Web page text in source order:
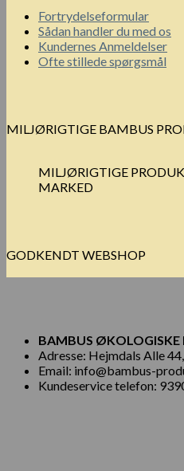
Fortrydelseformular
Sådan handler du med os
Kundernes Anmeldelser
Ofte stillede spørgsmål
MILJØRIGTIGE BAMBUS
MILJØRIGTIGE
MARKED
GODKENDT WEBSHOP
BAMBUS ØKOLOGISKE
Adresse: Hejmdals Alle
Email: info@bambus-
Kundeservice telefon: